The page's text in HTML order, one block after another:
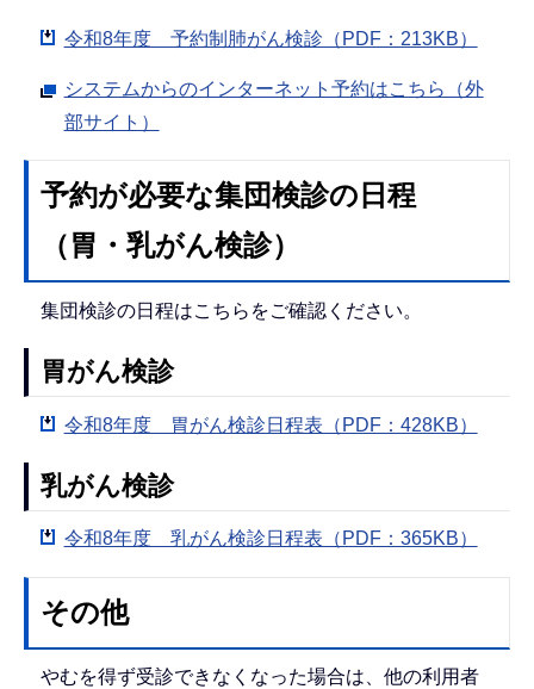
令和8年度 予約制肺がん検診（PDF：213KB）
システムからのインターネット予約はこちら（外
部サイト）
予約が必要な集団検診の日程
（胃・乳がん検診）
集団検診の日程はこちらをご確認ください。
胃がん検診
令和8年度 胃がん検診日程表（PDF：428KB）
乳がん検診
令和8年度 乳がん検診日程表（PDF：365KB）
その他
やむを得ず受診できなくなった場合は、他の利用者